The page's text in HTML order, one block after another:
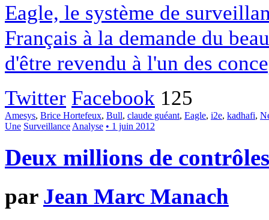
Eagle, le système de
Français à la demande du
d'être revendu à l'un des
Twitter Facebook 125
Amesys, Brice Hortefeux, Bull, claude guéant, Eagle, i2e, kadhafi,
Une SurveillanceAnalyse • 1 juin 2012
Deux millions de
par Jean Marc Manach